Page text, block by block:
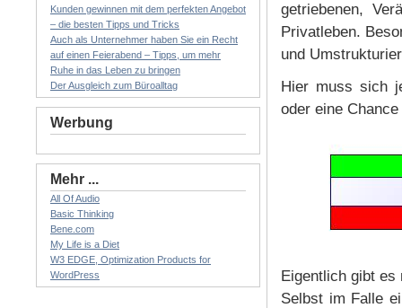
getriebenen,
Privatleben.
und
Hier muss sich
oder eine
Eigentlich gibt es
Selbst im Falle
Kunden gewinnen mit dem perfekten Angebot
– die besten Tipps und Tricks
Auch als Unternehmer haben Sie ein Recht
auf einen Feierabend – Tipps, um mehr
Ruhe in das Leben zu bringen
Der Ausgleich zum Büroalltag
Werbung
Mehr ...
All Of Audio
Basic Thinking
Bene.com
My Life is a Diet
W3 EDGE, Optimization Products for
WordPress